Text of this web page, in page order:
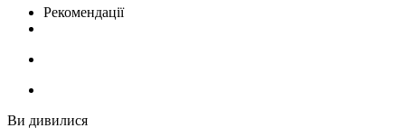
Рекомендації
Ви дивилися